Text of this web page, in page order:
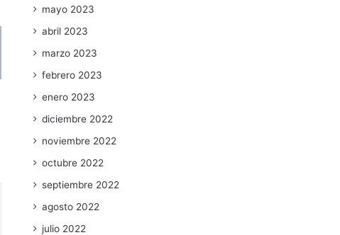
mayo 2023
abril 2023
marzo 2023
febrero 2023
enero 2023
diciembre 2022
noviembre 2022
octubre 2022
septiembre 2022
agosto 2022
julio 2022